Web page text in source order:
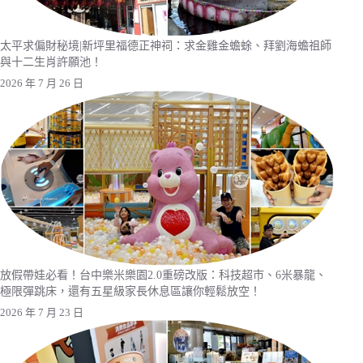
太平求偏財秘境|新坪里福德正神祠：求金雞金蟾蜍、拜劉海蟾祖師
與十二生肖許願池！
2026 年 7 月 26 日
放假帶娃必看！台中樂米樂園2.0重磅改版：科技超市、6米暴龍、
極限彈跳床，還有五星級家長休息區讓你輕鬆放空！
2026 年 7 月 23 日